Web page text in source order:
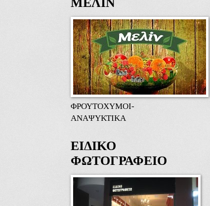
ΦΡΟΥΤΟΧΥΜΟΙ-
ΑΝΑΨΥΚΤΙΚΑ
ΕΙΔΙΚΟ
ΦΩΤΟΓΡΑΦΕΙΟ